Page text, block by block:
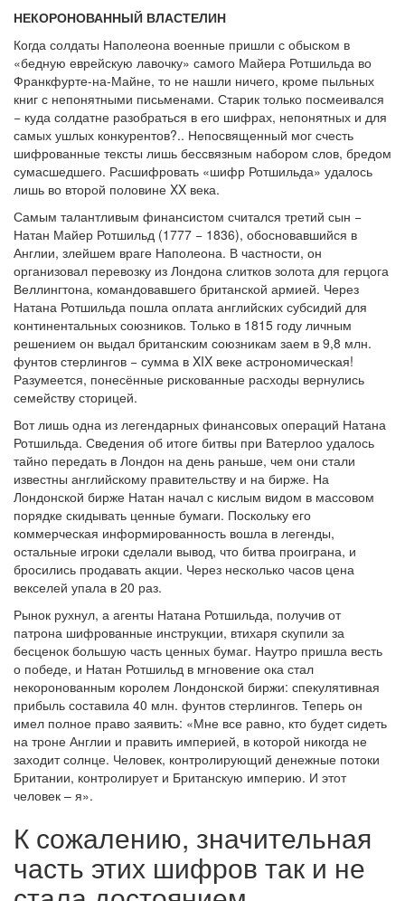
НЕКОРОНОВАННЫЙ ВЛАСТЕЛИН
Когда солдаты Наполеона военные пришли с обыском в
«бедную еврейскую лавочку» самого Майера Ротшильда во
Франкфурте-на-Майне, то не нашли ничего, кроме пыльных
книг с непонятными письменами. Старик только посмеивался
− куда солдатне разобраться в его шифрах, непонятных и для
самых ушлых конкурентов?.. Непосвященный мог счесть
шифрованные тексты лишь бессвязным набором слов, бредом
сумасшедшего. Расшифровать «шифр Ротшильда» удалось
лишь во второй половине XX века.
Самым талантливым финансистом считался третий сын −
Натан Майер Ротшильд (1777 − 1836), обосновавшийся в
Англии, злейшем враге Наполеона. В частности, он
организовал перевозку из Лондона слитков золота для герцога
Веллингтона, командовавшего британской армией. Через
Натана Ротшильда пошла оплата английских субсидий для
континентальных союзников. Только в 1815 году личным
решением он выдал британским союзникам заем в 9,8 млн.
фунтов стерлингов − сумма в XIX веке астрономическая!
Разумеется, понесённые рискованные расходы вернулись
семейству сторицей.
Вот лишь одна из легендарных финансовых операций Натана
Ротшильда. Сведения об итоге битвы при Ватерлоо удалось
тайно передать в Лондон на день раньше, чем они стали
известны английскому правительству и на бирже. На
Лондонской бирже Натан начал с кислым видом в массовом
порядке скидывать ценные бумаги. Поскольку его
коммерческая информированность вошла в легенды,
остальные игроки сделали вывод, что битва проиграна, и
бросились продавать акции. Через несколько часов цена
векселей упала в 20 раз.
Рынок рухнул, а агенты Натана Ротшильда, получив от
патрона шифрованные инструкции, втихаря скупили за
бесценок большую часть ценных бумаг. Наутро пришла весть
о победе, и Натан Ротшильд в мгновение ока стал
некоронованным королем Лондонской биржи: спекулятивная
прибыль составила 40 млн. фунтов стерлингов. Теперь он
имел полное право заявить: «Мне все равно, кто будет сидеть
на троне Англии и править империей, в которой никогда не
заходит солнце. Человек, контролирующий денежные потоки
Британии, контролирует и Британскую империю. И этот
человек – я».
К сожалению, значительная
часть этих шифров так и не